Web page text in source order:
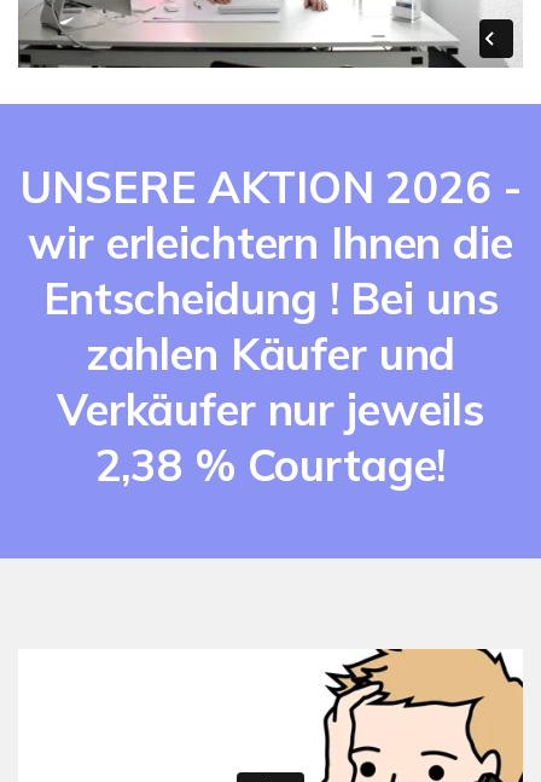
UNSERE AKTION 2026 -
wir erleichtern Ihnen die
Entscheidung ! Bei uns
zahlen Käufer und
Verkäufer nur jeweils
2,38 % Courtage!